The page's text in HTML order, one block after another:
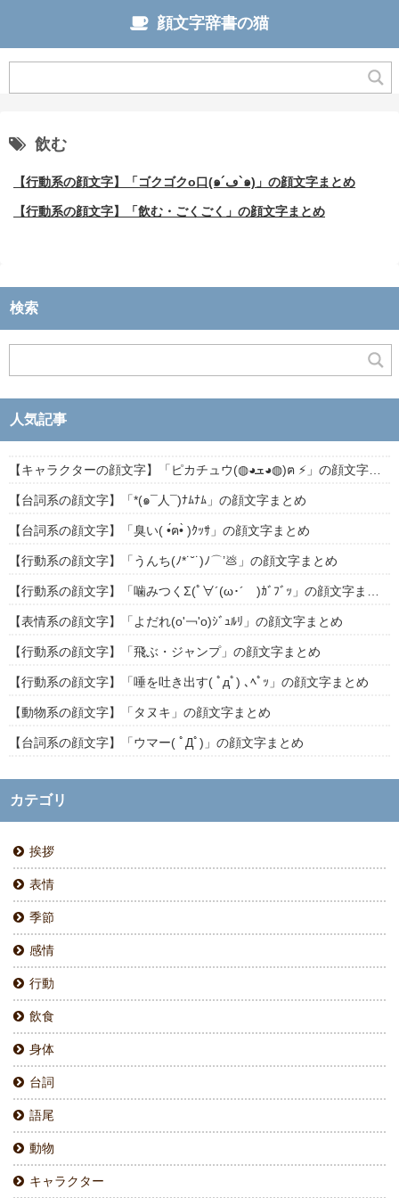
顔文字辞書の猫
飲む
【行動系の顔文字】「ゴクゴクo口(๑´ڡ`๑)」の顔文字まとめ
【行動系の顔文字】「飲む・ごくごく」の顔文字まとめ
検索
人気記事
【台詞系の顔文字】「*(๑¯人¯)ﾅﾑﾅﾑ」の顔文字まとめ
【台詞系の顔文字】「臭い( •́ฅ•̀ )ｸｯｻ」の顔文字まとめ
【行動系の顔文字】「うんち(ﾉ*˙˘˙)ﾉ⌒’💩」の顔文字まとめ
【表情系の顔文字】「よだれ(о'￢'о)ｼﾞｭﾙﾘ」の顔文字まとめ
【行動系の顔文字】「飛ぶ・ジャンプ」の顔文字まとめ
【行動系の顔文字】「唾を吐き出す( ﾟдﾟ) ､ﾍﾟｯ」の顔文字まとめ
【動物系の顔文字】「タヌキ」の顔文字まとめ
【台詞系の顔文字】「ウマー( ﾟДﾟ)」の顔文字まとめ
カテゴリ
挨拶
表情
季節
感情
行動
飲食
身体
台詞
語尾
動物
キャラクター